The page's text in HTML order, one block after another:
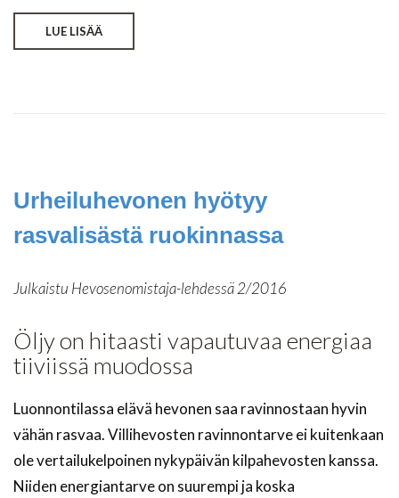
LUE LISÄÄ
Urheiluhevonen hyötyy
rasvalisästä ruokinnassa
Julkaistu Hevosenomistaja-lehdessä 2/2016
Öljy on hitaasti vapautuvaa energiaa
tiiviissä muodossa
Luonnontilassa elävä hevonen saa ravinnostaan hyvin
vähän rasvaa. Villihevosten ravinnontarve ei kuitenkaan
ole vertailukelpoinen nykypäivän kilpahevosten kanssa.
Niiden energiantarve on suurempi ja koska